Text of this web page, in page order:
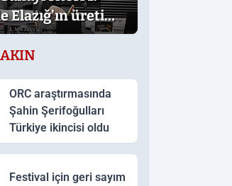
Elazığ’ın üretim
ORC araştırmasında
Şahin Şerifoğulları
Türkiye ikincisi oldu
Festival için geri sayım